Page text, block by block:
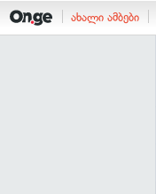
ახალი ამბები